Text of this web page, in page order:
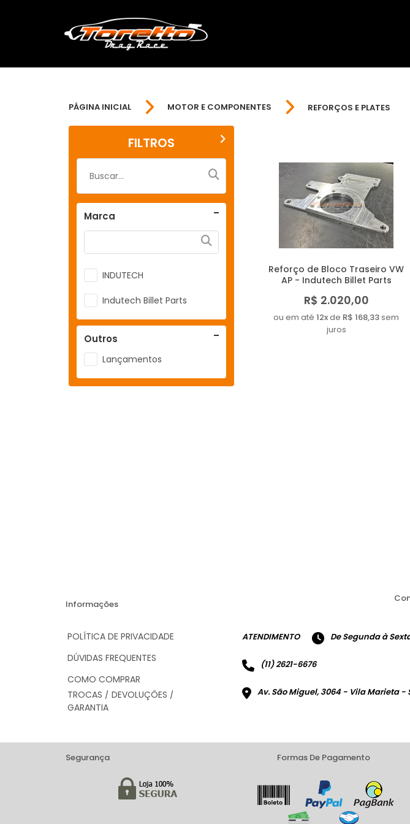
PÁGINA INICIAL MOTOR E COMPONENTES REFORÇOS E PLATES
FILTROS
Marca
INDUTECH
Indutech Billet Parts
Outros
Lançamentos
Reforço de Bloco Traseiro VW
AP - Indutech Billet Parts
R$ 2.020,00
ou em até12xde R$ 168,33sem
juros
Informações
POLÍTICA DE PRIVACIDADE
DÚVIDAS FREQUENTES
COMO COMPRAR
TROCAS / DEVOLUÇÕES /
GARANTIA
ATENDIMENTO De Segunda à
(11) 2621-6676
Av. São Miguel, 3064 - Vila Marieta -
Segurança Formas De Pagamento